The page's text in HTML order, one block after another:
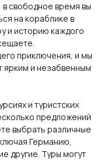
свободное время вы
на кораблике в
и историю каждого
приключения, и мы
ярким и незабвенным
и туристских
предложений
выбрать различные
Германию,
другие. Туры могут